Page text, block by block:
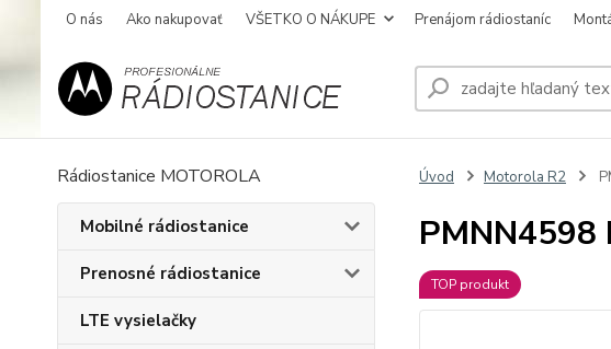
O nás Ako nakupovať VŠETKO O NÁKUPE Prenájom rádiostaníc
Rádiostanice MOTOROLA
Mobilné rádiostanice
Prenosné rádiostanice
LTE vysielačky
Úvod Motorola R2
TOP produkt